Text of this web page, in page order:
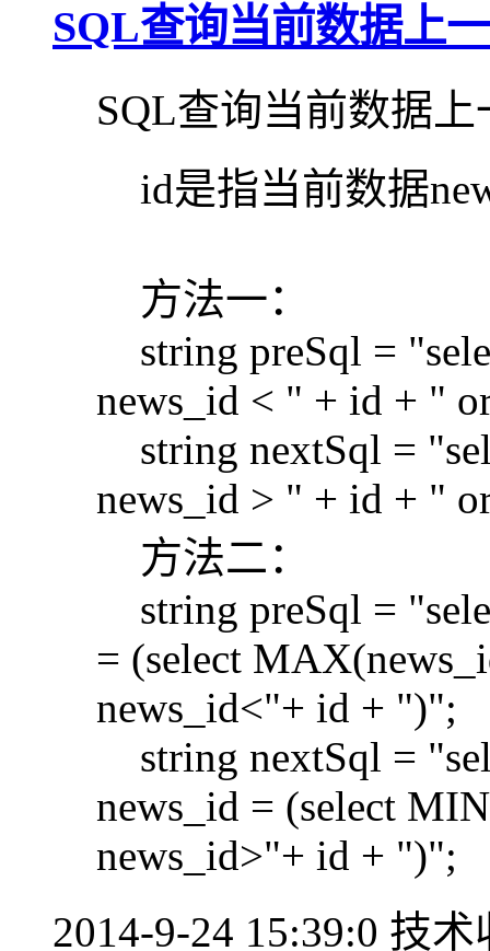
SQL查询当前数据上
SQL查询当前数据
id是指当前数据
方法一：
string preSql =
news_id < " + id + "
string nextSql =
news_id > " + id + "
方法二：
string preSql =
= (select
news_id<"+ id + ")";
string nextSql =
news_id = (select
news_id>"+ id + ")";
2014-9-24 15:39:0 技术